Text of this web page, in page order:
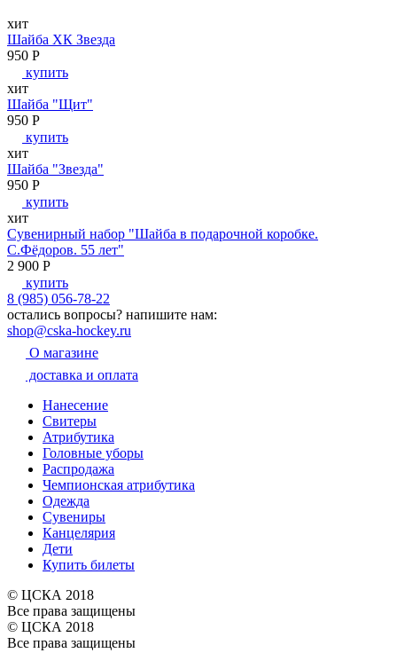
хит
Шайба ХК Звезда
950 P
купить
хит
Шайба "Щит"
950 P
купить
хит
Шайба "Звезда"
950 P
купить
хит
Сувенирный набор "Шайба в подарочной коробке.
С.Фёдоров. 55 лет"
2 900 P
купить
8 (985) 056-78-22
остались вопросы? напишите нам:
shop@cska-hockey.ru
О магазине
доставка и оплата
Нанесение
Свитеры
Атрибутика
Головные уборы
Распродажа
Чемпионская атрибутика
Одежда
Сувениры
Канцелярия
Дети
Купить билеты
© ЦСКА 2018
Все права защищены
© ЦСКА 2018
Все права защищены